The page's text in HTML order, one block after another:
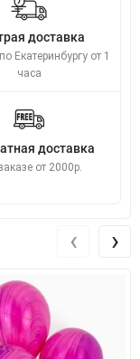
доставка
Екатеринбургу от 1
часа
доставка
от 2000р.
‹ ›